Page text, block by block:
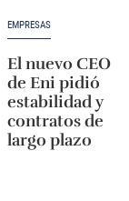
EMPRESAS
El nuevo CEO
de Eni pidió
estabilidad y
contratos de
largo plazo